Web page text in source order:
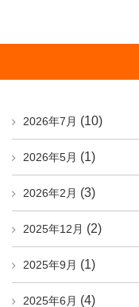
2026年7月 (10)
2026年5月 (1)
2026年2月 (3)
2025年12月 (2)
2025年9月 (1)
2025年6月 (4)